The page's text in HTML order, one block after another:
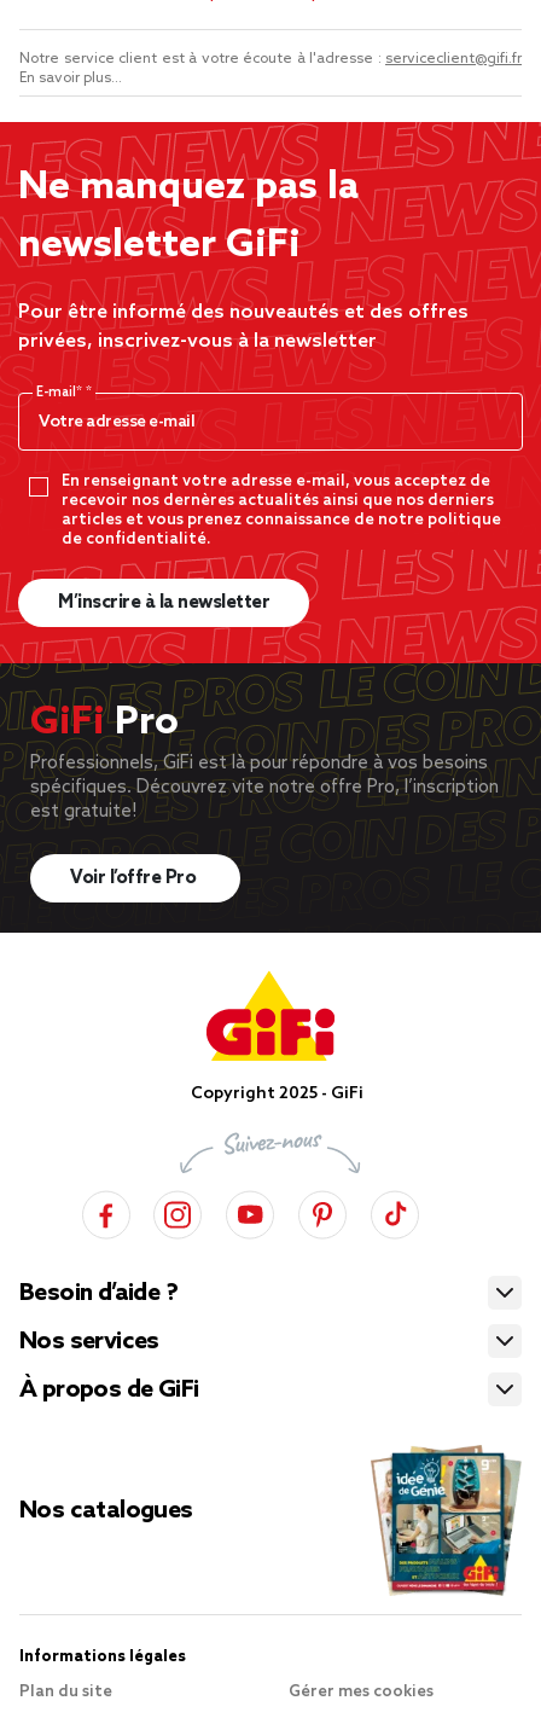
Notre service client est à votre écoute à l'adresse : serviceclient@gifi.fr
En savoir plus...
Ne manquez pas la
newsletter GiFi
Pour être informé des nouveautés et des offres
privées, inscrivez-vous à la newsletter
E-mail*
En renseignant votre adresse e-mail, vous acceptez de
recevoir nos dernères actualités ainsi que nos derniers
articles et vous prenez connaissance de notre politique
de confidentialité.
M’inscrire à la newsletter
GiFiPro
Professionnels, GiFi est là pour répondre à vos besoins
spécifiques. Découvrez vite notre offre Pro, l’inscription
est gratuite!
Voir l’offre Pro
Copyright 2025 - GiFi
Besoin d’aide ?
Nos services
À propos de GiFi
Nos catalogues
Informations légales
Plan du site
Gérer mes cookies